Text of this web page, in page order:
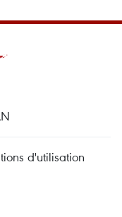
d'utilisation